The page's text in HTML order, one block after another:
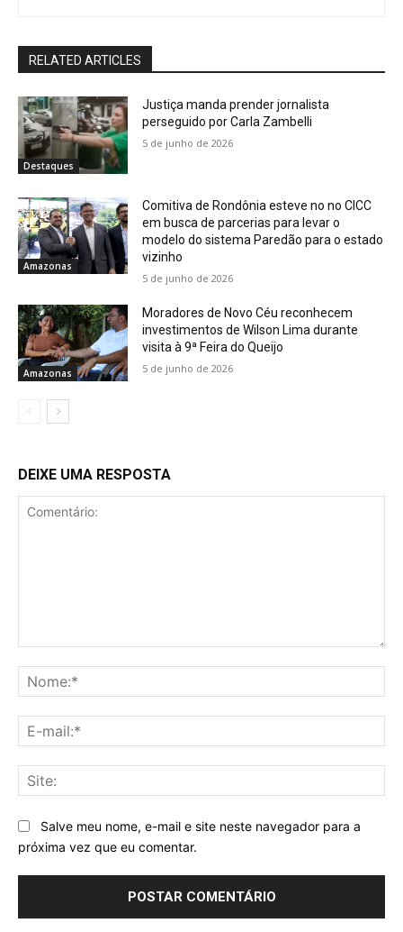
RELATED ARTICLES
Destaques
Justiça manda prender jornalista
perseguido por Carla Zambelli
5 de junho de 2026
Amazonas
Comitiva de Rondônia esteve no no CICC
em busca de parcerias para levar o
modelo do sistema Paredão para o estado
vizinho
5 de junho de 2026
Amazonas
Moradores de Novo Céu reconhecem
investimentos de Wilson Lima durante
visita à 9ª Feira do Queijo
5 de junho de 2026
DEIXE UMA RESPOSTA
Salve meu nome, e-mail e site neste navegador para a
próxima vez que eu comentar.